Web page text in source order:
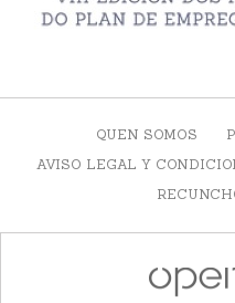
QUEN SOMOS
AVISO LEGAL Y